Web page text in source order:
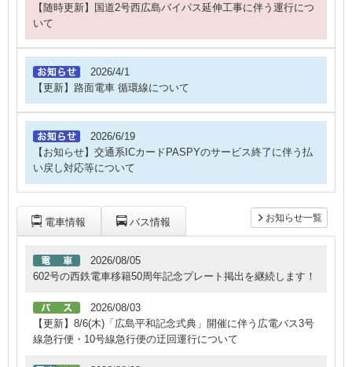
【随時更新】国道2号西広島バイパス延伸工事に伴う運行につ
いて
2026/4/1
【更新】路面電車 循環線について
2026/6/19
【お知らせ】交通系ICカードPASPYのサービス終了に伴う払
い戻し対応等について
電車情報 バス情報
2026/08/05
602号の西鉄電車移籍50周年記念プレート掲出を継続します！
2026/08/03
【更新】8/6(木)「広島平和記念式典」開催に伴う広電バス3号
線急行便・10号線急行便の迂回運行について
お知らせ一覧